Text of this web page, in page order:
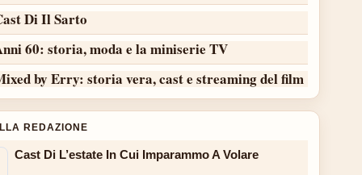
Di Il Sarto
60: storia, moda e la miniserie TV
by Erry: storia vera, cast e streaming del film
REDAZIONE
Cast Di L’estate In Cui Imparammo A Volare